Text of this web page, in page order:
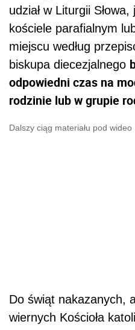
udział w Liturgii
kościele parafialnym
miejscu według
biskupa diecezjalnego
odpowiedni czas na
rodzinie lub w grupie
Dalszy ciąg materiału pod wideo
Do świąt nakazanych,
wiernych Kościoła